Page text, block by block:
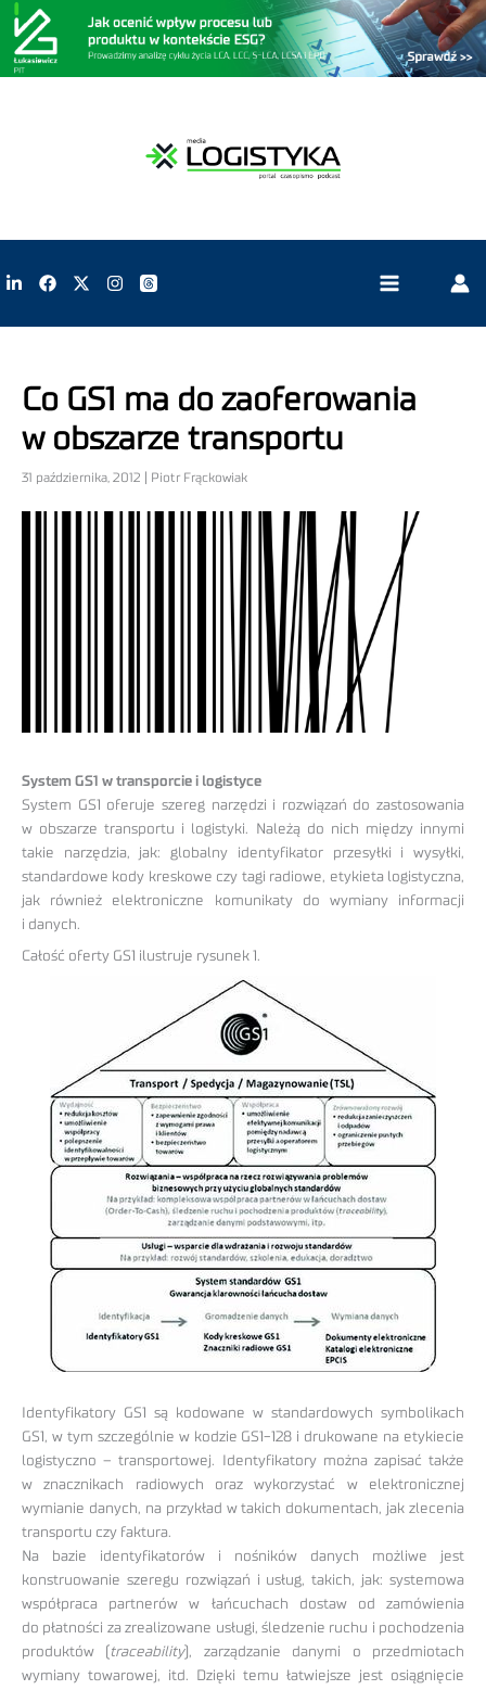
Co GS1 ma do zaoferowania
w obszarze transportu
31 października, 2012 | Piotr Frąckowiak
System GS1 w transporcie i logistyce
System GS1 oferuje szereg narzędzi i rozwiązań do zastosowania
w obszarze transportu i logistyki. Należą do nich między innymi
takie narzędzia, jak: globalny identyfikator przesyłki i wysyłki,
standardowe kody kreskowe czy tagi radiowe, etykieta logistyczna,
jak również elektroniczne komunikaty do wymiany informacji
i danych.
Całość oferty GS1 ilustruje rysunek 1.
Identyfikatory GS1 są kodowane w standardowych symbolikach
GS1, w tym szczególnie w kodzie GS1-128 i drukowane na etykiecie
logistyczno – transportowej. Identyfikatory można zapisać także
w znacznikach radiowych oraz wykorzystać w elektronicznej
wymianie danych, na przykład w takich dokumentach, jak zlecenia
transportu czy faktura.
Na bazie identyfikatorów i nośników danych możliwe jest
konstruowanie szeregu rozwiązań i usług, takich, jak: systemowa
współpraca partnerów w łańcuchach dostaw od zamówienia
do płatności za zrealizowane usługi, śledzenie ruchu i pochodzenia
produktów (
traceability), zarządzanie danymi o przedmiotach
wymiany towarowej, itd. Dzięki temu łatwiejsze jest osiągnięcie